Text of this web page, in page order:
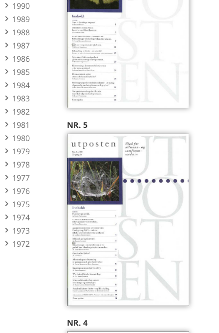
1990
1989
1988
1987
1986
1985
1984
1983
1982
1981
1980
1979
1978
1977
1976
1975
1974
1973
1972
NR. 5
NR. 4